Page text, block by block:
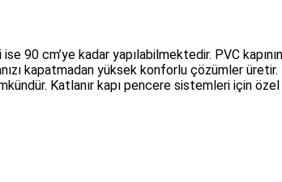
90 cm’ye kadar yapılabilmektedir. PVC
kapatmadan yüksek konforlu çözümler
Katlanır kapı pencere sistemleri için